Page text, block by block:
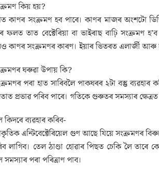
কিয় হয়?
কাণৰ সংক্ৰমণ হব পাৰে। কাণৰ মাজৰ অংশটো
ফলত তাত বেক্টেৰিয়া বা ভাইৰাছ বাঢ়ি সংক্ৰমণ
কাণৰ সংক্ৰমণৰ কাৰণ। ইয়াৰ ভিতৰত এলাৰ্জী আৰু
ঘৰুৱা উপায় কি?
পৰা হাত সাৰিবলৈ পাকঘৰৰ ২টা বস্তু
প্ৰভাৱ পৰিব পাৰে। গতিকে গুৰুতৰ সমস্যাৰ
ব্যৱহাৰ কৰিব-
এন্টিবেক্টেৰিয়েল গুণ আছে যিয়ে সংক্ৰমণৰ
লাগিব। তেল ঠাণ্ডা হোৱাৰ পিছত চেকি লৈ
পৰা পৰিত্ৰাণ পাব।